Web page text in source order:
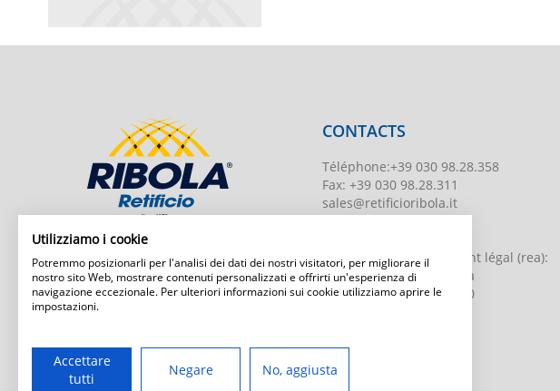
25040 Timoline di C.F. (BS)
CONTACTS
Téléphone:+39 030 98.28.358
Fax: +39 030 98.28.311
sales@retificioribola.it
Numéro d'enregistrement légal (rea):
BS-203951 Uff. di Brescia
Capital social:€ 51.000,00
www.retificioribola.it
Utilizziamo i cookie
Potremmo posizionarli per l'analisi dei dati dei nostri visitatori, per migliorare il
nostro sito Web, mostrare contenuti personalizzati e offrirti un'esperienza di
navigazione eccezionale. Per ulteriori informazioni sui cookie utilizziamo aprire le
impostazioni.
Accettare
tutti
Negare No, aggiusta